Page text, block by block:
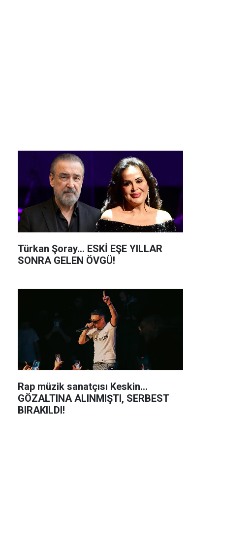
Türkan Şoray... ESKİ EŞE YILLAR
SONRA GELEN ÖVGÜ!
Rap müzik sanatçısı Keskin...
GÖZALTINA ALINMIŞTI, SERBEST
BIRAKILDI!